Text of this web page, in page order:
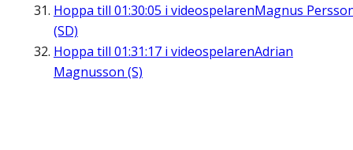
Hoppa till 01:30:05 i videospelarenMagnus
(SD)
Hoppa till 01:31:17 i videospelarenAdrian
Magnusson (S)